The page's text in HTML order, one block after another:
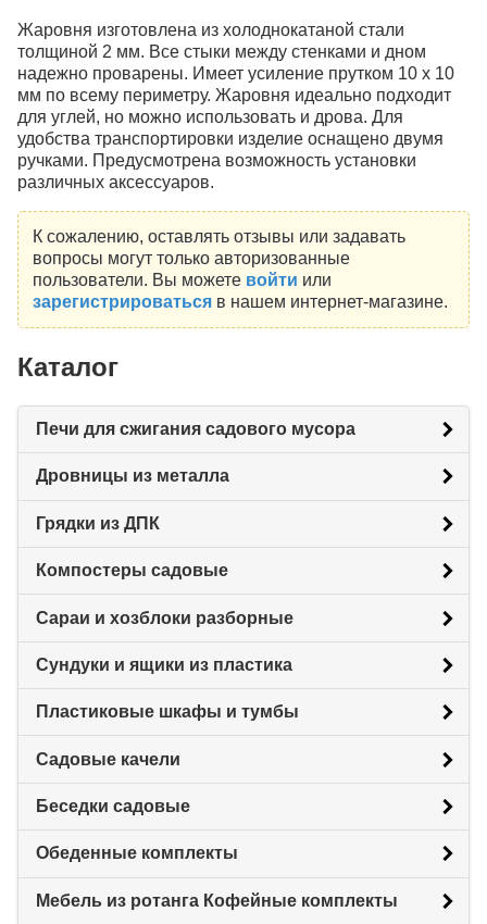
Жаровня изготовлена из холоднокатаной стали
толщиной 2 мм. Все стыки между стенками и дном
надежно проварены. Имеет усиление прутком 10 х 10
мм по всему периметру. Жаровня идеально подходит
для углей, но можно использовать и дрова. Для
удобства транспортировки изделие оснащено двумя
ручками. Предусмотрена возможность установки
различных аксессуаров.
К сожалению, оставлять отзывы или задавать
вопросы могут только авторизованные
пользователи. Вы можете войти или
зарегистрироватьсяв нашем интернет-магазине.
Каталог
Печи для сжигания садового мусора
Дровницы из металла
Грядки из ДПК
Компостеры садовые
Сараи и хозблоки разборные
Сундуки и ящики из пластика
Пластиковые шкафы и тумбы
Садовые качели
Беседки садовые
Обеденные комплекты
Мебель из ротанга Кофейные комплекты